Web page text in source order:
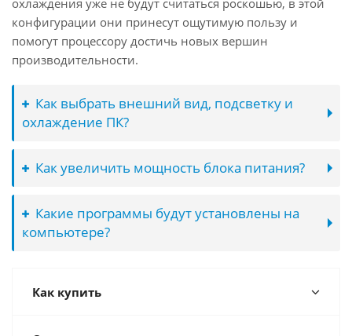
охлаждения уже не будут считаться роскошью, в этой
конфигурации они принесут ощутимую пользу и
помогут процессору достичь новых вершин
производительности.
Как выбрать внешний вид, подсветку и
охлаждение ПК?
Как увеличить мощность блока питания?
Какие программы будут установлены на
компьютере?
Как купить